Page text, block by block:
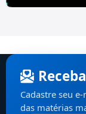
Cadastre seu
das matérias